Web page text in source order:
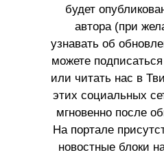
будет
автора (при
узнавать об
можете
или читать нас в
этих социальных
мгновенно после
На портале
новостные блоки